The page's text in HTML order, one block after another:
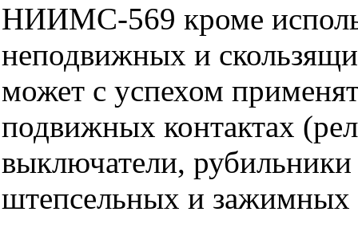
НИИМС-569 кроме
неподвижных и
может с успехом
подвижных контактах
выключатели, рубильники
штепсельных и зажимных